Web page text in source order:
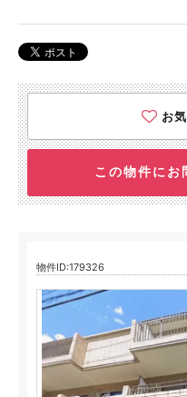
お
この物件にお
物件ID:179326